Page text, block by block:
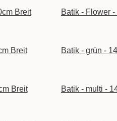
Batik - Flower
Batik - grün -
Batik - multi -